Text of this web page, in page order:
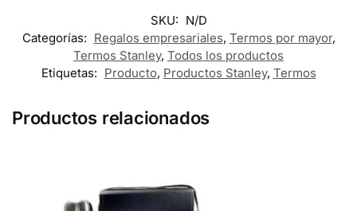
SKU: N/D
Categorías: Regalos empresariales, Termos por mayor,
Termos Stanley, Todos los productos
Etiquetas: Producto, Productos Stanley, Termos
Productos relacionados